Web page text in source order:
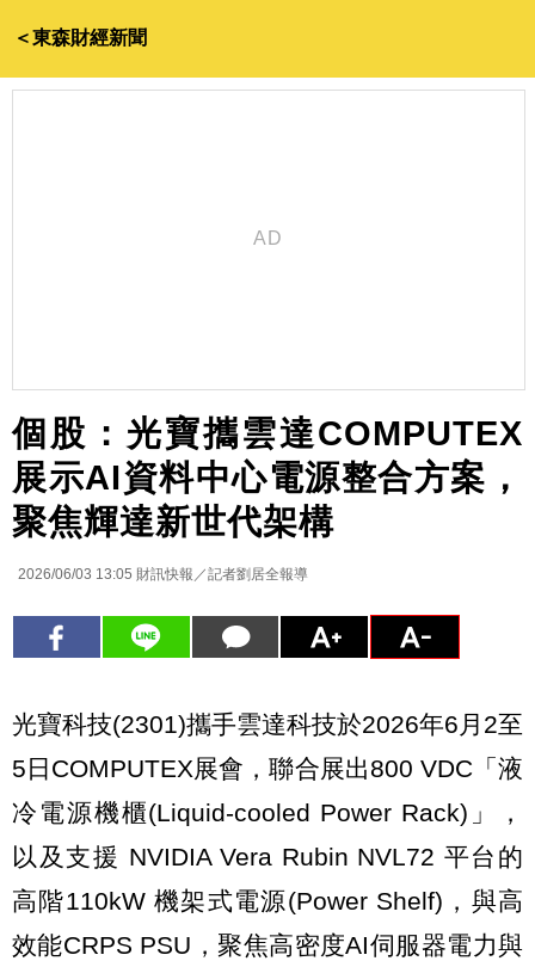
＜東森財經新聞
個股：光寶攜雲達COMPUTEX
展示AI資料中心電源整合方案，
聚焦輝達新世代架構
2026/06/03 13:05 財訊快報／記者劉居全報導
光寶科技(2301)攜手雲達科技於2026年6月2至
5日COMPUTEX展會，聯合展出800 VDC「液
冷電源機櫃(Liquid-cooled Power Rack)」，
以及支援 NVIDIA Vera Rubin NVL72 平台的
高階110kW 機架式電源(Power Shelf)，與高
效能CRPS PSU，聚焦高密度AI伺服器電力與